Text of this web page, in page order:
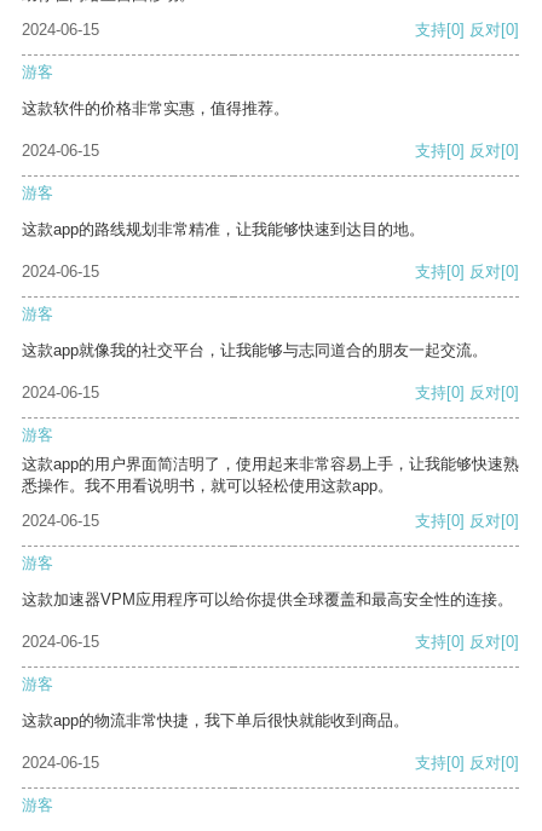
2024-06-15
支持[0] 反对[0]
游客
这款软件的价格非常实惠，值得推荐。
2024-06-15 支持[0] 反对[0]
游客
这款app的路线规划非常精准，让我能够快速到达目的地。
2024-06-15 支持[0] 反对[0]
游客
这款app就像我的社交平台，让我能够与志同道合的朋友一起交流。
2024-06-15 支持[0] 反对[0]
游客
这款app的用户界面简洁明了，使用起来非常容易上手，让我能够快速熟
悉操作。我不用看说明书，就可以轻松使用这款app。
2024-06-15
支持[0] 反对[0]
游客
这款加速器VPM应用程序可以给你提供全球覆盖和最高安全性的连接。
2024-06-15 支持[0] 反对[0]
游客
这款app的物流非常快捷，我下单后很快就能收到商品。
2024-06-15 支持[0] 反对[0]
游客